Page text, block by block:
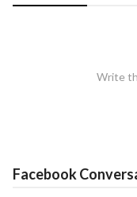
Write
Facebook